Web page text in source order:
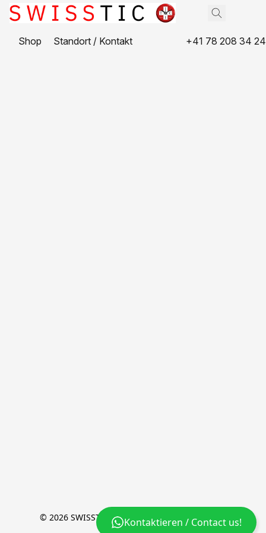
Kontaktieren / Contact us!
Shop Standort / Kontakt +41 78 208 34 24
© 2026 SWISSTIC [+] a brand of wyssion GmbH